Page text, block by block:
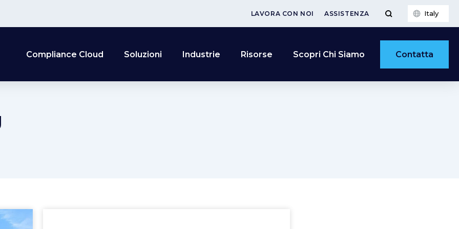
LAVORA CON NOI ASSISTENZA Italy
Compliance Cloud Soluzioni Industrie Risorse Scopri Chi Siamo Contatta